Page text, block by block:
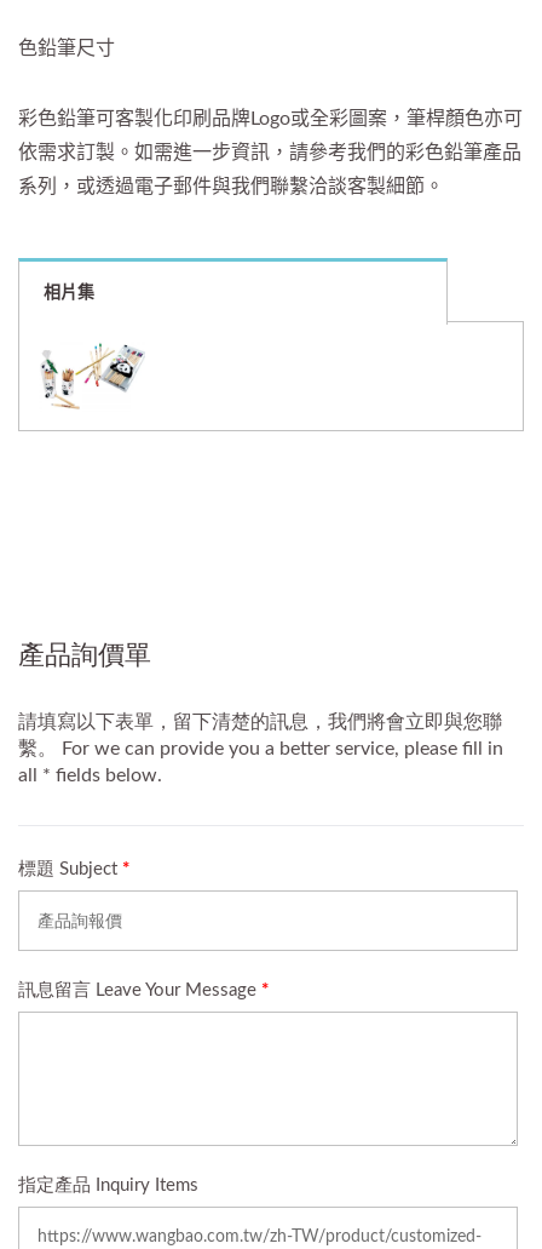
色鉛筆尺寸
彩色鉛筆可客製化印刷品牌Logo或全彩圖案，筆桿顏色亦可
依需求訂製。如需進一步資訊，請參考我們的彩色鉛筆產品
系列，或透過電子郵件與我們聯繫洽談客製細節。
相片集